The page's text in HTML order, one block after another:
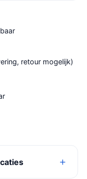
retour mogelijk)